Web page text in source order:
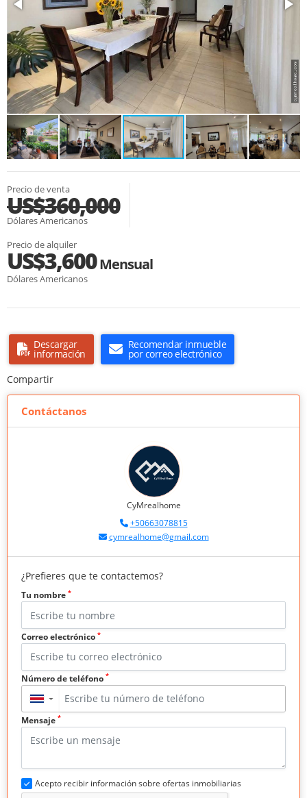
Precio de venta
US$360,000
Dólares Americanos
Precio de alquiler
US$3,600Mensual
Dólares Americanos
Descargar
información
Recomendar inmueble
por correo electrónico
Compartir
Contáctanos
CyMrealhome
+50663078815
cymrealhome@gmail.com
¿Prefieres que te contactemos?
Tu nombre *
Correo electrónico *
Número de teléfono *
▼
Mensaje *
Acepto recibir información sobre ofertas inmobiliarias